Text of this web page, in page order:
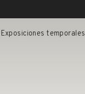
Exposiciones temporales